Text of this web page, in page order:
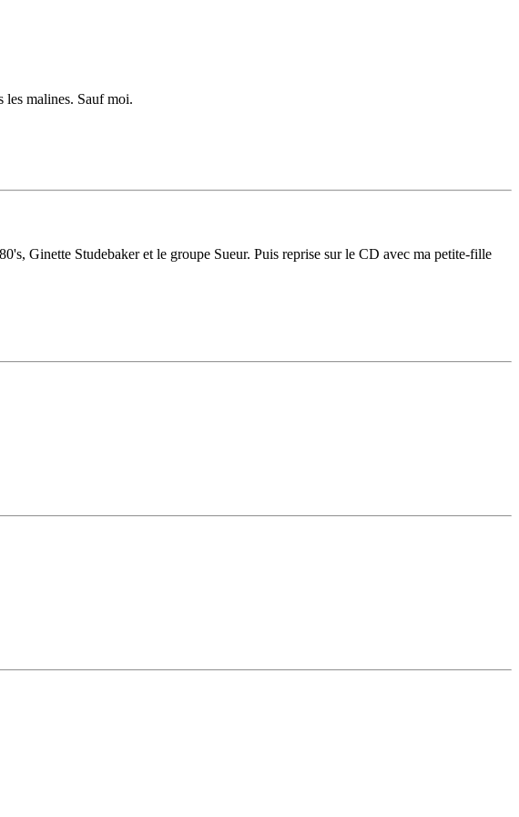
les malines. Sauf moi.
Ginette Studebaker et le groupe Sueur. Puis reprise sur le CD avec ma petite-fille